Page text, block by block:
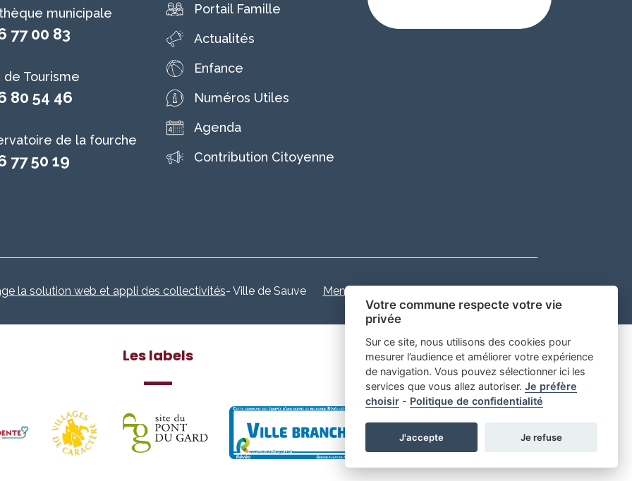
municipale
77 00 83
de Tourisme
80 54 46
de la fourche
77 50 19
Portail Famille
Actualités
Enfance
Numéros Utiles
Agenda
Contribution Citoyenne
la solution web et appli des collectivités- Ville de Sauve Mentions légales
Les labels
Votre commune respecte votre vie
privée
Sur ce site, nous utilisons des cookies pour
mesurer l’audience et améliorer votre expérience
de navigation. Vous pouvez sélectionner ici les
services que vous allez autoriser. Je préfère
choisir- Politique de confidentialité
J'accepte Je refuse